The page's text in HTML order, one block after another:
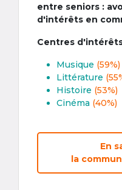
entre seniors :
d'intérêts en
Centres
Musique (59%)
Littérature
Histoire (53%)
Cinéma (40%)
En
la